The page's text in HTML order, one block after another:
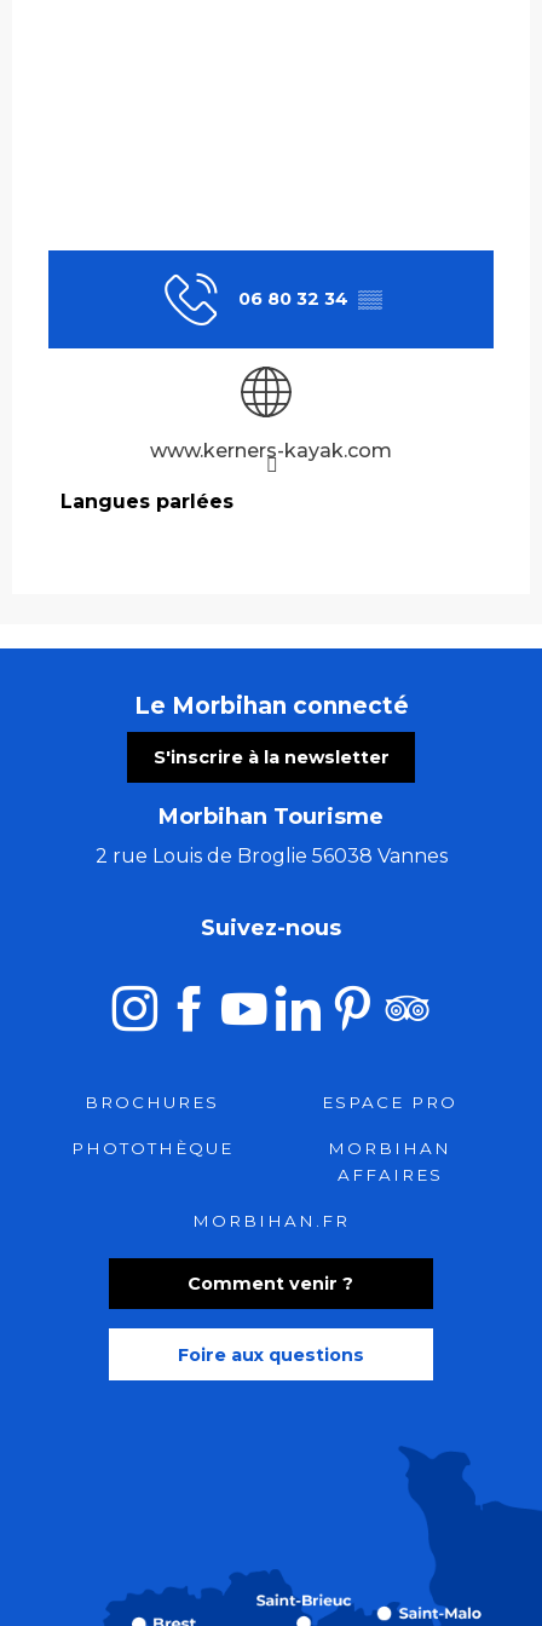
06 80 32 34 ▒▒
www.kerners-kayak.com
Langues parlées
Langues parlées
Le Morbihan connecté
S'inscrire à la newsletter
Morbihan Tourisme
2 rue Louis de Broglie 56038 Vannes
Comment venir ?
Foire aux questions
Suivez-nous
BROCHURES ESPACE PRO
PHOTOTHÈQUE
MORBIHAN
AFFAIRES
MORBIHAN.FR